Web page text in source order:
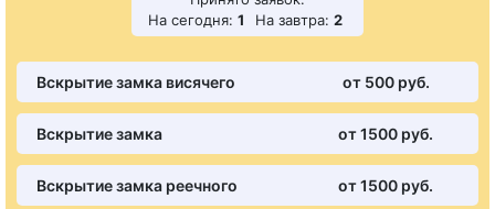
На сегодня: 1 На завтра: 2
Вскрытие замка висячего от 500 pуб.
Вскрытие замка от 1500 pуб.
Вскрытие замка реечного от 1500 pуб.